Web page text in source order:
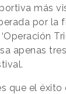
más
por la
apenas
que el